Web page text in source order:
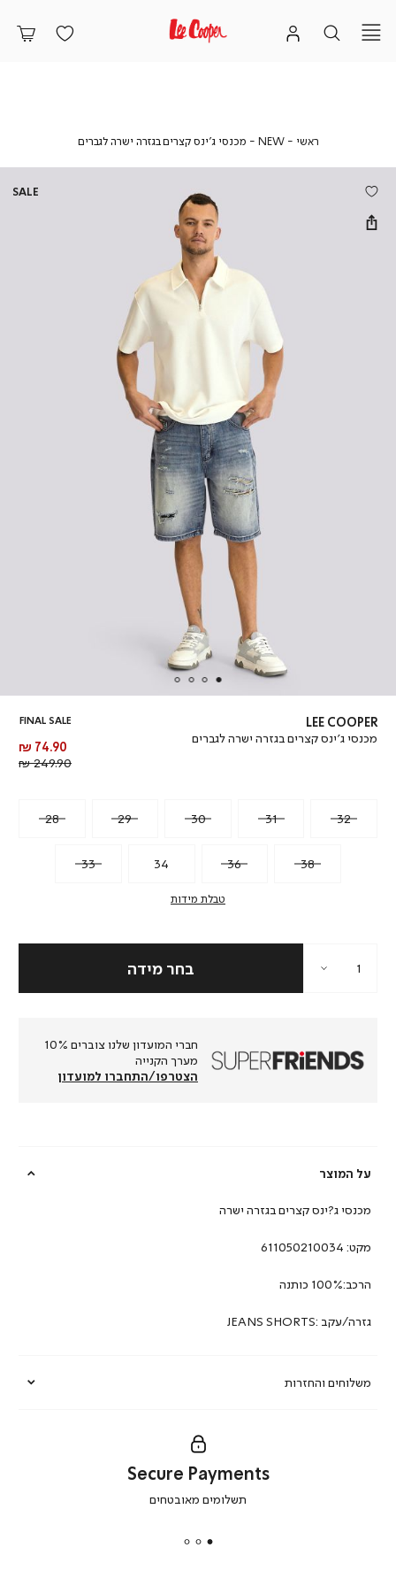
ראשי ראשי
NEW
NEW
מכנסי ג’ינס קצרים בגזרה ישרה לגבריםמכנסי
קצרים
LEE COOPER
מכנסי ג’ינס קצרים בגזרה ישרה לגברים
FINAL SALE
מחיר
מוצר
74.90 ₪
249.90 ₪
28 29 30 31 32
33 34 36 38
טבלת מידות
חברי המועדון שלנו צוברים 10%
מערך הקנייה
הצטרפו/התחברו למועדון
על המוצר
משלוחים והחזרות
מכנסי ג?ינס קצרים בגזרה ישרה
מקט: 611050210034
הרכב:100% כותנה
גזרה/עקב :JEANS SHORTS
secure
|
Secure Payments
תשלומים מאובטחים
SALE